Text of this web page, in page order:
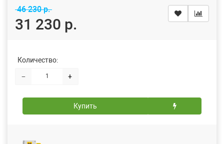
46 230 р.
31 230 р.
Количество:
− +
Купить